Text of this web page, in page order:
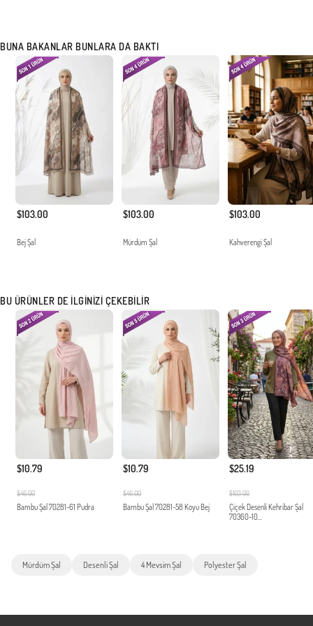
BUNA BAKANLAR BUNLARA DA BAKTI
$103.00
Bej Şal
$103.00
Mürdüm Şal
$103.00
Kahverengi Şal
BU ÜRÜNLER DE İLGINIZI ÇEKEBILIR
$10.79
$46.00
Bambu Şal 70281-61 Pudra
$10.79
$46.00
Bambu Şal 70281-58 Koyu Bej
$25.19
$103.00
Çiçek Desenli Kehribar Şal
70360-10...
Mürdüm Şal Desenli Şal 4 Mevsim Şal Polyester Şal